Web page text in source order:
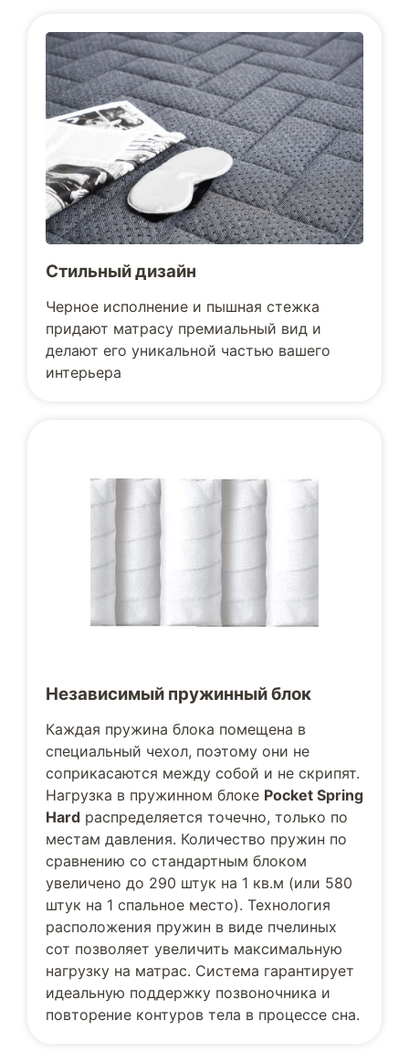
Стильный дизайн
Черное исполнение и пышная стежка
придают матрасу премиальный вид и
делают его уникальной частью вашего
интерьера
Независимый пружинный блок
Каждая пружина блока помещена в
специальный чехол, поэтому они не
соприкасаются между собой и не скрипят.
Нагрузка в пружинном блоке Pocket Spring
Hard распределяется точечно, только по
местам давления. Количество пружин по
сравнению со стандартным блоком
увеличено до 290 штук на 1 кв.м (или 580
штук на 1 спальное место). Технология
расположения пружин в виде пчелиных
сот позволяет увеличить максимальную
нагрузку на матрас. Система гарантирует
идеальную поддержку позвоночника и
повторение контуров тела в процессе сна.